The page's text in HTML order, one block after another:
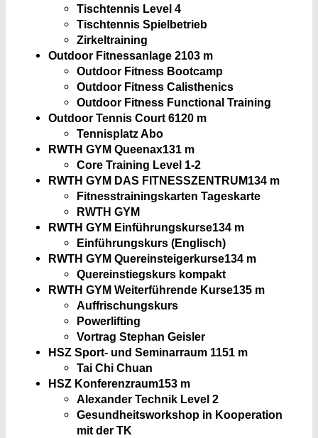
Tischtennis Level 4
Tischtennis Spielbetrieb
Zirkeltraining
Outdoor Fitnessanlage 2103 m
Outdoor Fitness Bootcamp
Outdoor Fitness Calisthenics
Outdoor Fitness Functional Training
Outdoor Tennis Court 6120 m
Tennisplatz Abo
RWTH GYM Queenax131 m
Core Training Level 1-2
RWTH GYM DAS FITNESSZENTRUM134 m
Fitnesstrainingskarten Tageskarte
RWTH GYM
RWTH GYM Einführungskurse134 m
Einführungskurs (Englisch)
RWTH GYM Quereinsteigerkurse134 m
Quereinstiegskurs kompakt
RWTH GYM Weiterführende Kurse135 m
Auffrischungskurs
Powerlifting
Vortrag Stephan Geisler
HSZ Sport- und Seminarraum 1151 m
Tai Chi Chuan
HSZ Konferenzraum153 m
Alexander Technik Level 2
Gesundheitsworkshop in Kooperation
mit der TK